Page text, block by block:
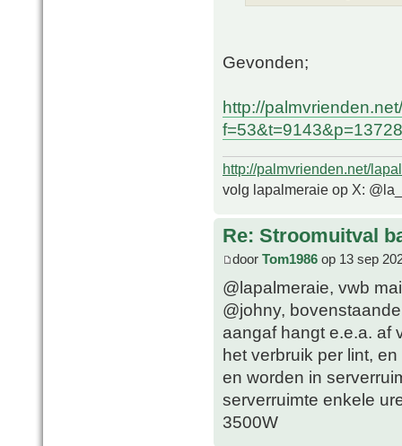
Gevonden;
http://
http://palmvrienden.net/
volg lapalmeraie op X:
Re: Stroomuitval
door Tom1986 op 13 sep
@lapalmeraie, vwb
@johny,
aangaf hangt e.e.a. af
het verbruik per lint,
en worden in
serverruimte enkele
3500W